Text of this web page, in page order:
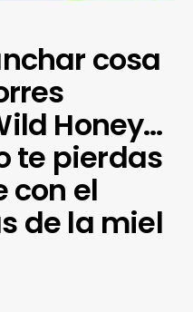
cosa
Honey…
te pierdas
con el
de la miel